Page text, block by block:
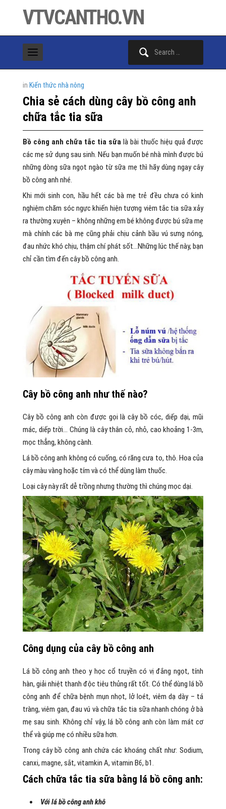
VTVCANTHO.VN
in Kiến thức nhà nông
Chia sẻ cách dùng cây bồ công anh
chữa tắc tia sữa
Bồ công anh chữa tắc tia sữa là bài thuốc hiệu quả được
các mẹ sử dụng sau sinh. Nếu bạn muốn bé nhà mình được bú
những dòng sữa ngọt ngào từ sữa mẹ thì hãy dùng ngay cây
bồ công anh nhé.
Khi mới sinh con, hầu hết các bà mẹ trẻ đều chưa có kinh
nghiệm chăm sóc ngực khiến hiện tượng viêm tắc tia sữa xảy
ra thường xuyên – không những em bé không được bú sữa mẹ
mà chính các bà mẹ cũng phải chịu cảnh bầu vú sưng nóng,
đau nhức khó chịu, thậm chí phát sốt…Những lúc thế này, bạn
chỉ cần tìm đến cây bồ công anh.
Cây bồ công anh như thế nào?
Cây bồ công anh còn được gọi là cây bồ cóc, diếp dại, mũi
mác, diếp trời… Chúng là cây thân cỏ, nhỏ, cao khoảng 1-3m,
mọc thẳng, không cành.
Lá bồ công anh không có cuống, có răng cưa to, thô. Hoa của
cây màu vàng hoặc tím và có thể dùng làm thuốc.
Loại cây này rất dễ trồng nhưng thường thì chúng mọc dại.
Công dụng của cây bồ công anh
Lá bồ công anh theo y học cổ truyền có vị đắng ngọt, tính
hàn, giải nhiệt thanh độc tiêu thủng rất tốt. Có thể dùng lá bồ
công anh để chữa bệnh mụn nhọt, lở loét, viêm dạ dày – tá
tràng, viêm gan, đau vú và chữa tắc tia sữa nhanh chóng ở bà
mẹ sau sinh. Không chỉ vậy, lá bồ công anh còn làm mát cơ
thể và giúp mẹ có nhiều sữa hơn.
Trong cây bồ công anh chứa các khoáng chất như: Sodium,
canxi, magne, sắt, vitamkin A, vitamin B6, b1.
Cách chữa tắc tia sữa bằng lá bồ công anh:
Với lá bồ công anh khô